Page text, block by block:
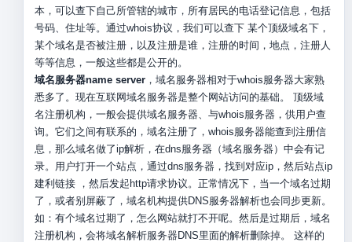
本，可以查下自己所管辖的城市，所有居民的电话登记信息，包括
号码、住址等。通过whois协议，我们可以查下 某个顶级域名下，
某个域名是否被注册，以及注册是谁，注册的时间，地点，注册人
等等信息，一般这些都是公开的。
域名服务器name server，域名服务器相对于whois服务器大家熟
悉多了。现在互联网域名服务器是整个网站访问的基础。 顶级域
名注册机构，一般会提供域名服务器、与whois服务器，供用户查
询。它们之间有联系的，域名注册了，whois服务器能查到注册信
息，那么域名做了ip解析，在dns服务器（域名服务器）中会有记
录。用户打开一个站点，通过dns服务器，找到对应ip，然后站点ip
建利链接 ，然后发起http请求协议。正常情况下，当一个域名过期
了，或者别屏蔽了，域名机构提供DNS服务器解析也会同步更新。
如：有个域名过期了，怎么网站就打不开呢。然后是过期后，域名
注册机构，会将域名解析服务器DNS里面的解析删除掉。 这样的